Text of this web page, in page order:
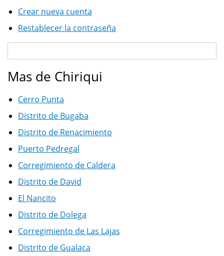
Crear nueva cuenta
Restablecer la contraseña
Mas de Chiriqui
Cerro Punta
Distrito de Bugaba
Distrito de Renacimiento
Puerto Pedregal
Corregimiento de Caldera
Distrito de David
El Nancito
Distrito de Dolega
Corregimiento de Las Lajas
Distrito de Gualaca